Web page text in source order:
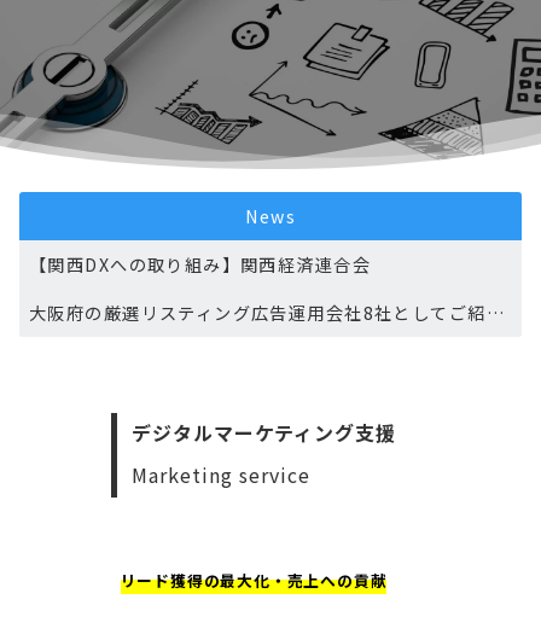
News
【関西DXへの取り組み】関西経済連合会
大阪府の厳選リスティング広告運用会社8社としてご紹介頂きました
大阪のおすすめSEO対策会社としてご紹介頂きました
デジタルマーケティング支援
Marketing service
リード獲得の最大化・売上への貢献